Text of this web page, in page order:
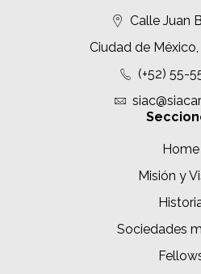
Calle Juan
Ciudad de México,
(+52) 55-
Home
Misión y
Sociedades